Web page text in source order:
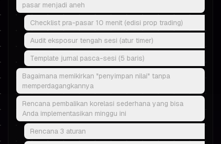
pasar menjadi aneh
Checklist pra-pasar 10 menit (edisi prop trading)
Audit eksposur tengah sesi (atur timer)
Template jurnal pasca-sesi (5 baris)
Bagaimana memikirkan "penyimpan nilai" tanpa
memperdagangkannya
Rencana pembalikan korelasi sederhana yang bisa
Anda implementasikan minggu ini
Rencana 3 aturan